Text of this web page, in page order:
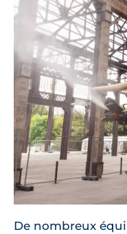
De nombreux